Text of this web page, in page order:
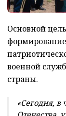
Основной
военной
страны.
«Сегодня, в